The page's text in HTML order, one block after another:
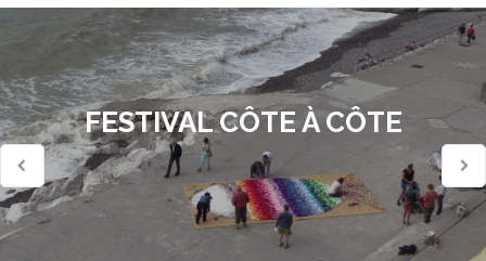
FESTIVAL CÔTE À CÔTE